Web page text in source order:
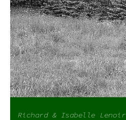
Richard & Isabelle Lenoir